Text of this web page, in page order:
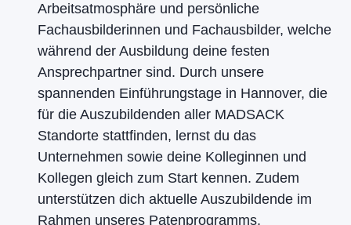
Arbeitsatmosphäre und persönliche
Fachausbilderinnen und Fachausbilder, welche
während der Ausbildung deine festen
Ansprechpartner sind. Durch unsere
spannenden Einführungstage in Hannover, die
für die Auszubildenden aller MADSACK
Standorte stattfinden, lernst du das
Unternehmen sowie deine Kolleginnen und
Kollegen gleich zum Start kennen. Zudem
unterstützen dich aktuelle Auszubildende im
Rahmen unseres Patenprogramms.